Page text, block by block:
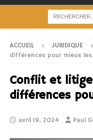
ACCUEIL JURIDIQUE
différences pour mieux
Conflit et
différences
avril 19, 2024 Paul